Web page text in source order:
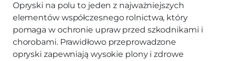
Opryski na polu to jeden z najważniejszych
elementów współczesnego rolnictwa, który
pomaga w ochronie upraw przed szkodnikami i
chorobami. Prawidłowo przeprowadzone
opryski zapewniają wysokie plony i zdrowe